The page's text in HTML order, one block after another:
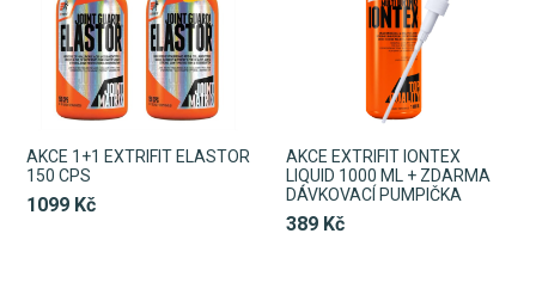
AKCE 1+1 EXTRIFIT ELASTOR
150 CPS
1099 Kč
AKCE EXTRIFIT IONTEX
LIQUID 1000 ML + ZDARMA
DÁVKOVACÍ PUMPIČKA
389 Kč